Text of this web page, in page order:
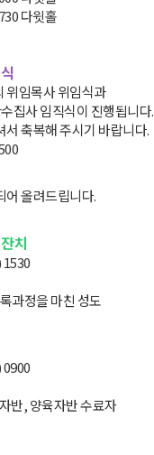
다윗홀
위임목사 위임식과
집사 임직식이 진행됩니다.
서 축복해 주시기 바랍니다.
어 올려드립니다.
치
과정을 마친 성도
반, 양육자반 수료자